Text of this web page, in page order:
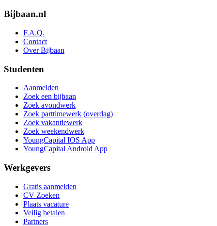
Bijbaan.nl
F.A.Q.
Contact
Over Bijbaan
Studenten
Aanmelden
Zoek een bijbaan
Zoek avondwerk
Zoek parttimewerk (overdag)
Zoek vakantiewerk
Zoek weekendwerk
YoungCapital IOS App
YoungCapital Android App
Werkgevers
Gratis aanmelden
CV Zoeken
Plaats vacature
Veilig betalen
Partners